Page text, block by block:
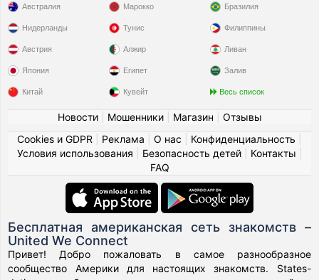
Австралия
Нидерланды
Австрия
Япония
Китай
Марокко
Тунис
Алжир
Египет
Кувейт
Бразилия
Филиппины
Ливан
Залив
Весь список
Новости| Мошенники| Магазин
Отзывы
Cookies и GDPR
Реклама О нас Конфиденциальность
Условия использования
Безопасность детей| Контакты
FAQ
Бесплатная американская сеть знакомств –
United We Connect
Привет! Добро пожаловать в самое разнообразное
сообщество Америки для настоящих знакомств. States-